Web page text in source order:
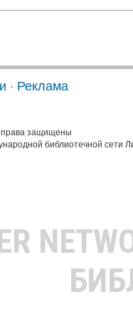
· Реклама
защищены
библиотечной сети